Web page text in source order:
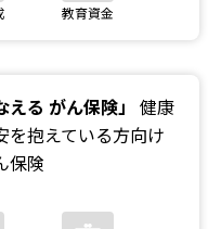
える がん保険」 健康
を抱えている方向け
保険